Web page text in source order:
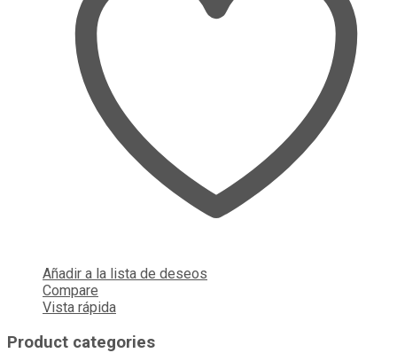
Añadir a la lista de deseos
Compare
Vista rápida
Product categories